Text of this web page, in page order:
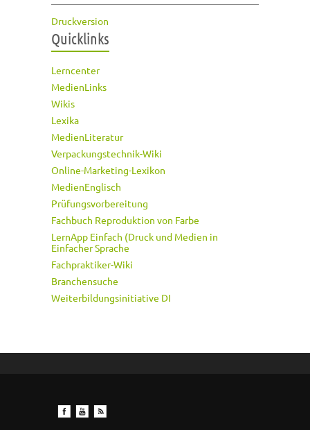
Druckversion
Quicklinks
Lerncenter
MedienLinks
Wikis
Lexika
MedienLiteratur
Verpackungstechnik-Wiki
Online-Marketing-Lexikon
MedienEnglisch
Prüfungsvorbereitung
Fachbuch Reproduktion von Farbe
LernApp Einfach (Druck und Medien in
Einfacher Sprache
Fachpraktiker-Wiki
Branchensuche
Weiterbildungsinitiative DI